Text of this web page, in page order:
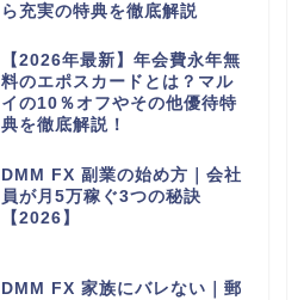
ら充実の特典を徹底解説
【2026年最新】年会費永年無
料のエポスカードとは？マル
イの10％オフやその他優待特
典を徹底解説！
DMM FX 副業の始め方｜会社
員が月5万稼ぐ3つの秘訣
【2026】
DMM FX 家族にバレない｜郵